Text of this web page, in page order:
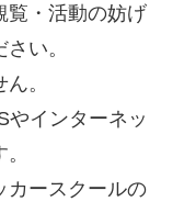
覧・活動の妨げ
い。
。
やインターネッ
カースクールの